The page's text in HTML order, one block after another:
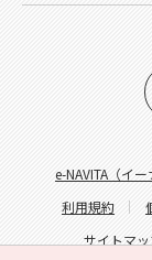
e-NAVITA（イ
利用規約
サイトマ